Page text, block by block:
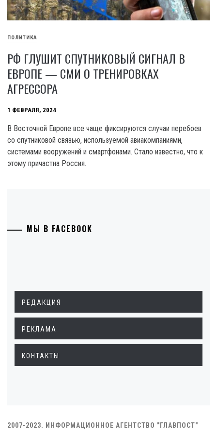
ПОЛИТИКА
РФ ГЛУШИТ СПУТНИКОВЫЙ СИГНАЛ В
ЕВРОПЕ — СМИ О ТРЕНИРОВКАХ
АГРЕССОРА
1 ФЕВРАЛЯ, 2024
В Восточной Европе все чаще фиксируются случаи перебоев
со спутниковой связью, используемой авиакомпаниями,
системами вооружений и смартфонами. Стало известно, что к
этому причастна Россия.
МЫ В FACEBOOK
РЕДАКЦИЯ
РЕКЛАМА
КОНТАКТЫ
2007-2023. ИНФОРМАЦИОННОЕ АГЕНТСТВО "ГЛАВПОСТ"